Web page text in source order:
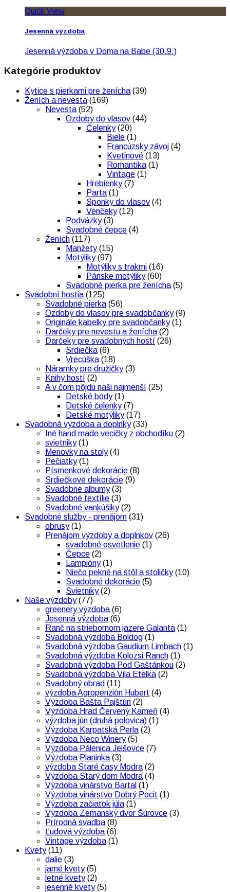
Quick View
Jesenná výzdoba
Jesenná výzdoba v Doma na Babe (30.9.)
Kategórie produktov
Kytice s pierkami pre ženícha (39)
Ženích a nevesta (169)
Nevesta (52)
Ozdoby do vlasov (44)
Čelenky (20)
Biele (1)
Francúzsky závoj (4)
Kvetinové (13)
Romantika (1)
Vintage (1)
Hrebienky (7)
Parta (1)
Sponky do vlasov (4)
Venčeky (12)
Podväzky (3)
Svadobné čepce (4)
Ženích (117)
Manžety (15)
Motýliky (97)
Motýliky s trakmi (16)
Pánske motýliky (60)
Svadobné pierka pre ženícha (5)
Svadobní hostia (125)
Svadobné pierka (56)
Ozdoby do vlasov pre svadobčanky (9)
Originále kabelky pre svadobčanky (1)
Darčeky pre nevestu a ženícha (2)
Darčeky pre svadobných hostí (26)
Srdiečka (6)
Vrecúška (18)
Náramky pre družičky (3)
Knihy hostí (2)
A v čom pôjdu naši najmenší (25)
Detské body (1)
Detské čelenky (7)
Detské motýliky (17)
Svadobná výzdoba a doplnky (33)
Iné hand made vecičky z obchodíku (2)
svietniky (1)
Menovky na stoly (4)
Pečiatky (1)
Písmenkové dekorácie (8)
Srdiečkové dekorácie (9)
Svadobné albumy (3)
Svadobné textílie (3)
Svadobné vankúšiky (2)
Svadobné služby - prenájom (31)
obrusy (1)
Prenájom výzdoby a doplnkov (26)
svadobné osvetlenie (1)
Čepce (2)
Lampióny (1)
Niečo pekné na stôl a stoličky (10)
Svadobné dekorácie (5)
Svietniky (2)
Naše výzdoby (77)
greenery výzdoba (6)
Jesenná výzdoba (6)
Ranč na striebornom jazere Galanta (1)
Svadobná výzdoba Boldog (1)
Svadobná výzdoba Gaudium Limbach (1)
Svadobná výzdoba Kolozsi Ranch (1)
Svadobná výzdoba Pod Gaštánkou (2)
Svadobná výzdoba Vila Etelka (2)
Svadobný obrad (11)
výzdoba Agropenzión Hubert (4)
Výzdoba Bašta Pajštún (2)
Výzdoba Hrad Červený Kameň (4)
výzdoba jún (druhá polovica) (1)
Výzdoba Karpatská Perla (2)
Výzdoba Neco Winery (5)
Výzdoba Pálenica Jelšovce (7)
Výzdoba Planinka (3)
výzdoba Staré časy Modra (2)
Výzdoba Starý dom Modra (4)
Výzdoba vinárstvo Bartal (1)
Výzdoba vinárstvo Dobrý Pocit (1)
Výzdoba začiatok júla (1)
Výzdoba Zemanský dvor Šúrovce (3)
Prírodná svadba (8)
Ľudová výzdoba (6)
Vintage výzdoba (1)
Kvety (11)
dalie (3)
jarné kvety (5)
letné kvety (2)
jesenné kvety (5)